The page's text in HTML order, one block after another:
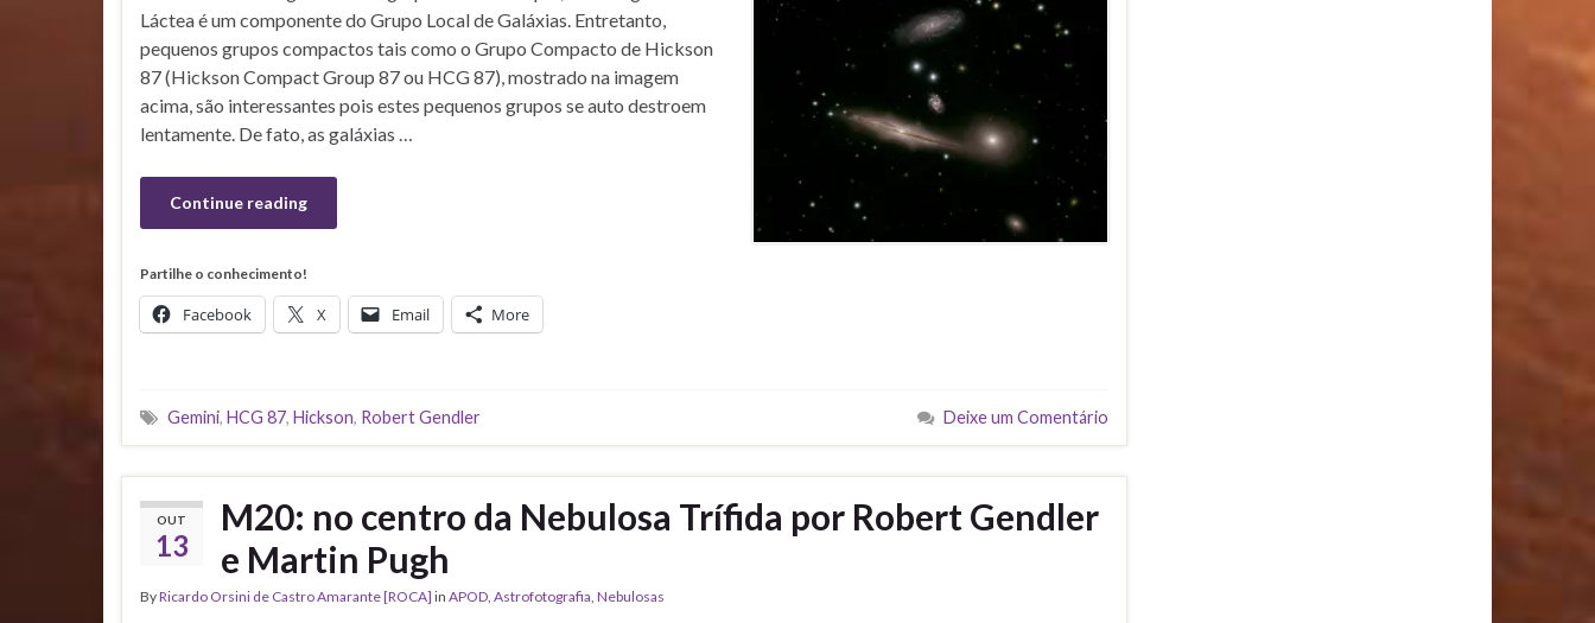
Láctea é um componente do Grupo Local de Galáxias. Entretanto,
pequenos grupos compactos tais como o Grupo Compacto de Hickson
87 (Hickson Compact Group 87 ou HCG 87), mostrado na imagem
acima, são interessantes pois estes pequenos grupos se auto destroem
lentamente. De fato, as galáxias …
Continue reading
Partilhe o conhecimento!
Facebook X Email More
Gemini, HCG 87, Hickson, Robert Gendler Deixe um Comentário
OUT
13
M20: no centro da Nebulosa Trífida por Robert Gendler
e Martin Pugh
ByRicardo Orsini de Castro Amarante [ROCA] in APOD Astrofotografia Nebulosas